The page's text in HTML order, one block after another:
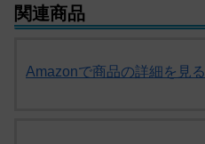
関連商品
Amazonで商品の詳細を見る